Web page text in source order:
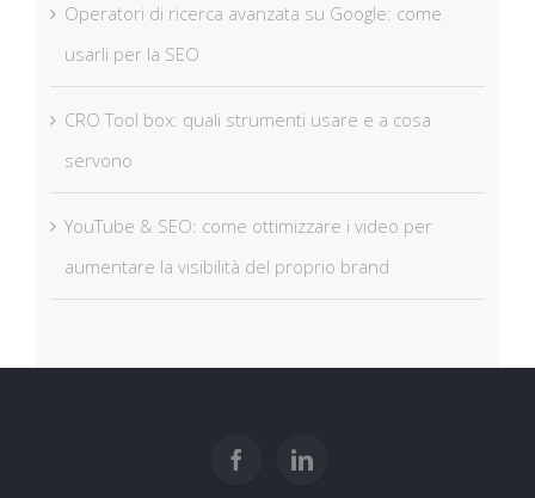
Operatori di ricerca avanzata su Google: come
usarli per la SEO
CRO Tool box: quali strumenti usare e a cosa
servono
YouTube & SEO: come ottimizzare i video per
aumentare la visibilità del proprio brand